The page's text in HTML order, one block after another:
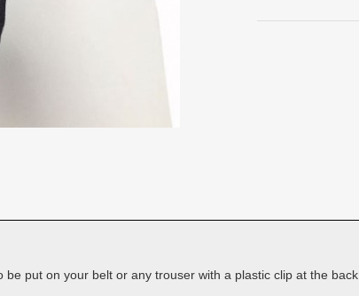
put on your belt or any trouser with a plastic clip at the back.